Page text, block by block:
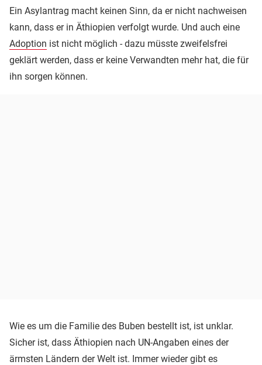
Ein Asylantrag macht keinen Sinn, da er nicht nachweisen
kann, dass er in Äthiopien verfolgt wurde. Und auch eine
Adoption ist nicht möglich - dazu müsste zweifelsfrei
geklärt werden, dass er keine Verwandten mehr hat, die für
ihn sorgen können.
Wie es um die Familie des Buben bestellt ist, ist unklar.
Sicher ist, dass Äthiopien nach UN-Angaben eines der
ärmsten Ländern der Welt ist. Immer wieder gibt es